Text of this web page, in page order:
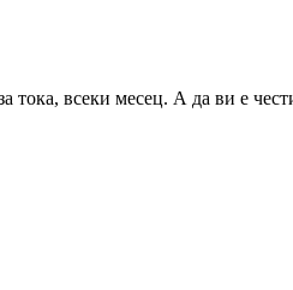
всеки месец. А да ви е